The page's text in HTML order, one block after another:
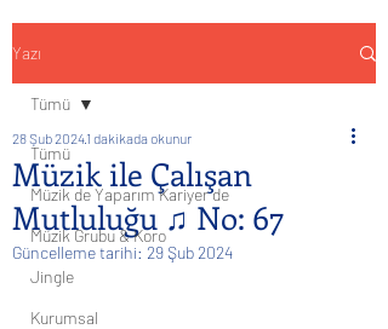
Yazı
Tümü
Müzik de Yaparım Kariyer de
Müzik Grubu & Koro
Jingle
Kurumsal
Tümü
Müzik ile Çalışan
Mutluluğu ♫ No: 67
28 Şub 20241 dakikada okunur
Güncelleme tarihi: 29 Şub 2024